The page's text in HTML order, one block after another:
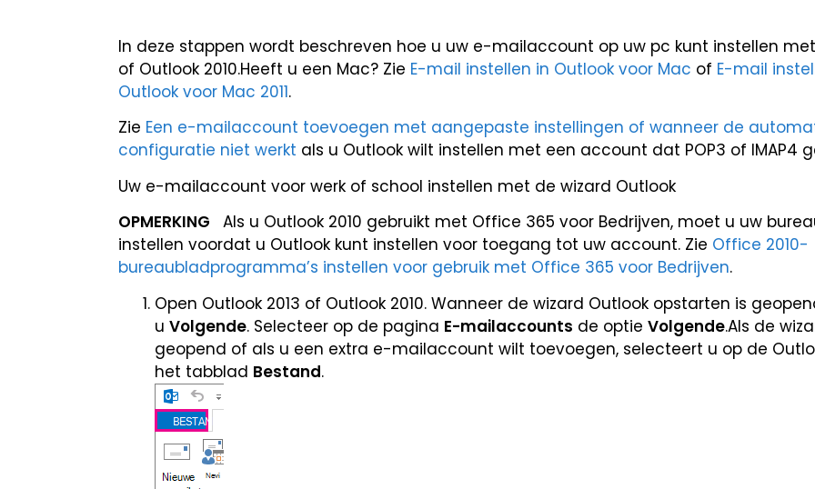
In deze stappen wordt beschreven hoe u uw e-mailaccount op uw pc kunt instellen met
of Outlook 2010.Heeft u een Mac? Zie E-mail instellen in Outlook voor Mac of E-mail
Outlook voor Mac 2011.
Zie Een e-mailaccount toevoegen met aangepaste instellingen of wanneer de
configuratie niet werkt als u Outlook wilt instellen met een account dat POP3 of IMAP4
Uw e-mailaccount voor werk of school instellen met de wizard Outlook
OPMERKING
Als u Outlook 2010 gebruikt met Office 365 voor Bedrijven, moet u uw
instellen voordat u Outlook kunt instellen voor toegang tot uw account. Zie Office 2010-
bureaubladprogramma’s instellen voor gebruik met Office 365 voor Bedrijven.
Open Outlook 2013 of Outlook 2010. Wanneer de wizard Outlook opstarten is
u Volgende. Selecteer op de pagina E-mailaccounts de optie Volgende.Als de
geopend of als u een extra e-mailaccount wilt toevoegen, selecteert u op de
het tabblad Bestand.